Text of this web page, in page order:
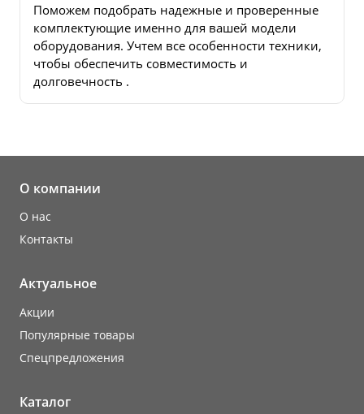
Поможем подобрать надежные и проверенные
комплектующие именно для вашей модели
оборудования. Учтем все особенности техники,
чтобы обеспечить совместимость и
долговечность .
О компании
О нас
Контакты
Актуальное
Акции
Популярные товары
Cпецпредложения
Каталог